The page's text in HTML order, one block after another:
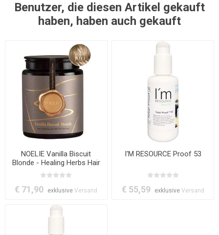
Benutzer, die diesen Artikel gekauft
haben, haben auch gekauft
NOELIE Vanilla Biscuit
Blonde - Healing Herbs Hair
Color
€ 71,90 exklusiveVersand
I'M RESOURCE Proof 53
€ 55,59 exklusive Versand